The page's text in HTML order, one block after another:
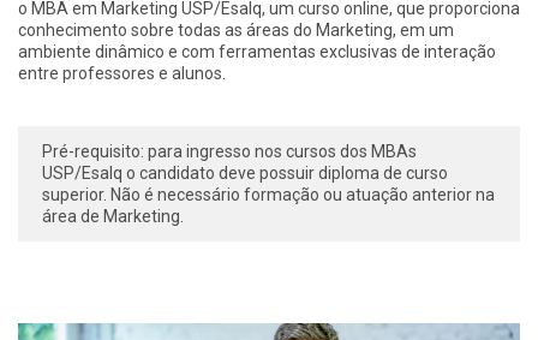
o MBA em Marketing USP/Esalq, um curso online, que proporciona
conhecimento sobre todas as áreas do Marketing, em um
ambiente dinâmico e com ferramentas exclusivas de interação
entre professores e alunos.
Pré-requisito: para ingresso nos cursos dos MBAs
USP/Esalq o candidato deve possuir diploma de curso
superior. Não é necessário formação ou atuação anterior na
área de Marketing.